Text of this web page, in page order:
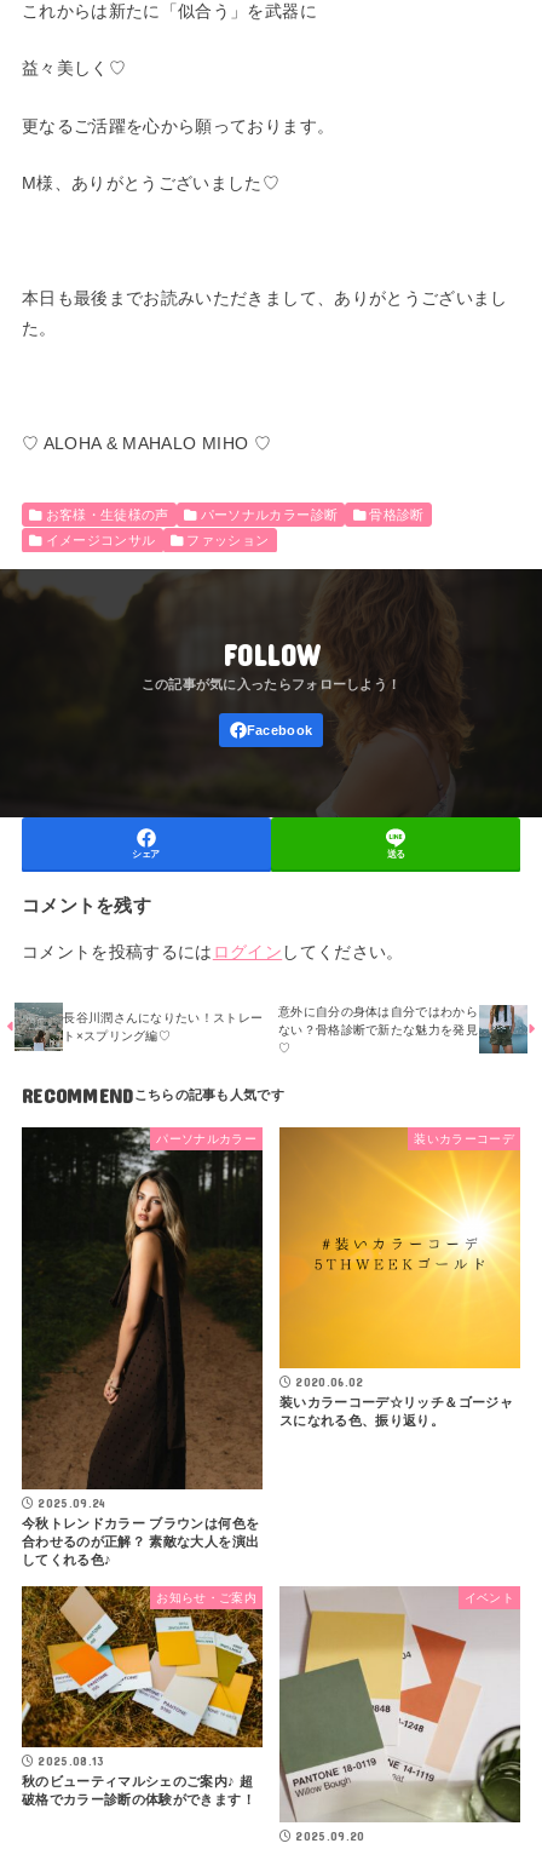
これからは新たに「似合う」を武器に
益々美しく♡
更なるご活躍を心から願っております。
M様、ありがとうございました♡
本日も最後までお読みいただきまして、ありがとうございまし
た。
♡ ALOHA & MAHALO MIHO ♡
お客様・生徒様の声 パーソナルカラー診断
骨格診断
イメージコンサル
ファッション
FOLLOW
シェア 送る
コメントを残す
コメントを投稿するには ログイン してください。
長谷川潤さんになりたい！ストレー
ト×スプリング編♡
意外に自分の身体は自分ではわから
ない？骨格診断で新たな魅力を発見
♡
RECOMMEND
パーソナルカラー
2025.09.24
今秋トレンドカラー ブラウンは何色を
合わせるのが正解？ 素敵な大人を演出
してくれる色♪
装いカラーコーデ
2020.06.02
装いカラーコーデ☆リッチ＆ゴージャ
スになれる色、振り返り。
お知らせ・ご案内
2025.08.13
秋のビューティマルシェのご案内♪ 超
破格でカラー診断の体験ができます！
イベント
2025.09.20